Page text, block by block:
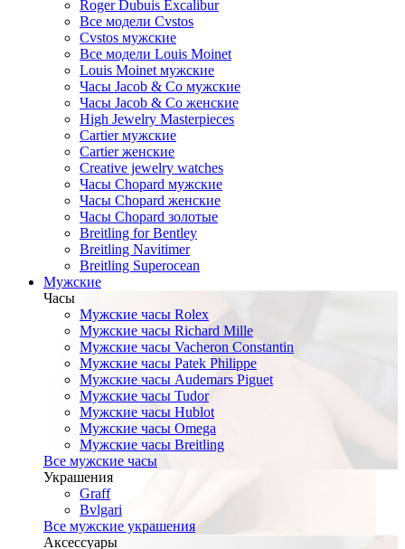
Roger Dubuis Excalibur
Все модели Cvstos
Cvstos мужские
Все модели Louis Moinet
Louis Moinet мужские
Часы Jacob & Co мужские
Часы Jacob & Co женские
High Jewelry Masterpieces
Cartier мужские
Cartier женские
Creative jewelry watches
Часы Chopard мужские
Часы Сhopard женские
Часы Сhopard золотые
Breitling for Bentley
Breitling Navitimer
Breitling Superocean
Мужские
Часы
Мужские часы Rolex
Мужские часы Richard Mille
Мужские часы Vacheron Constantin
Мужские часы Patek Philippe
Мужские часы Audemars Piguet
Мужские часы Tudor
Мужские часы Hublot
Мужские часы Omega
Мужские часы Breitling
Все мужские часы
Украшения
Graff
Bvlgari
Все мужские украшения
Аксессуары